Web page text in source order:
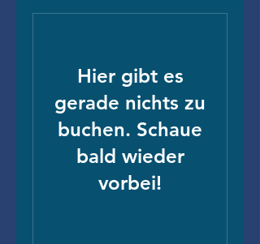
Hier gibt es
gerade nichts zu
buchen. Schaue
bald wieder
vorbei!